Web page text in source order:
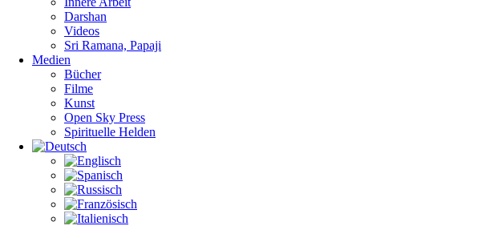
Darshan
Videos
Sri Ramana, Papaji
Medien
Bücher
Filme
Kunst
Open Sky Press
Spirituelle Helden